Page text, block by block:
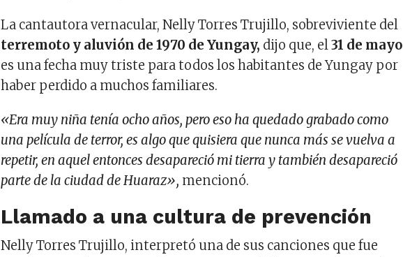
La cantautora vernacular, Nelly Torres Trujillo, sobreviviente del
terremoto y aluvión de 1970 de Yungay, dijo que, el31 de mayo
es una fecha muy triste para todos los habitantes de Yungay por
haber perdido a muchos familiares.
«Era muy niña tenía ocho años, pero eso ha quedado grabado como
una película de terror, es algo que quisiera que nunca más se vuelva a
repetir, en aquel entonces desapareció mi tierra y también desapareció
parte de la ciudad de Huaraz», mencionó.
Llamado a una cultura de prevención
Nelly Torres Trujillo, interpretó una de sus canciones que fue